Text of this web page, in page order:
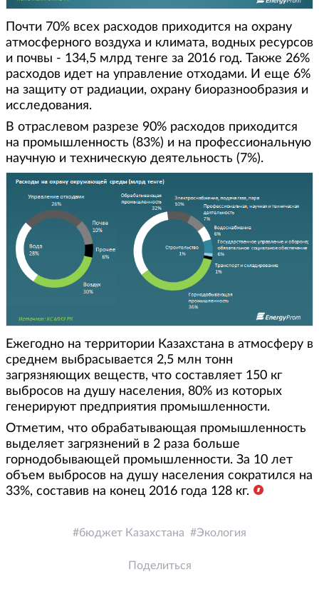
Почти 70% всех расходов приходится на охрану
атмосферного воздуха и климата, водных ресурсов
и почвы - 134,5 млрд тенге за 2016 год. Также 26%
расходов идет на управление отходами. И еще 6%
на защиту от радиации, охрану биоразнообразия и
исследования.
В отраслевом разрезе 90% расходов приходится
на промышленность (83%) и на профессиональную
научную и техническую деятельность (7%).
Ежегодно на территории Казахстана в атмосферу в
среднем выбрасывается 2,5 млн тонн
загрязняющих веществ, что составляет 150 кг
выбросов на душу населения, 80% из которых
генерируют предприятия промышленности.
Отметим, что обрабатывающая промышленность
выделяет загрязнений в 2 раза больше
горнодобывающей промышленности. За 10 лет
объем выбросов на душу населения сократился на
33%, составив на конец 2016 года 128 кг.
бюджет Казахстана Экология
Поделиться